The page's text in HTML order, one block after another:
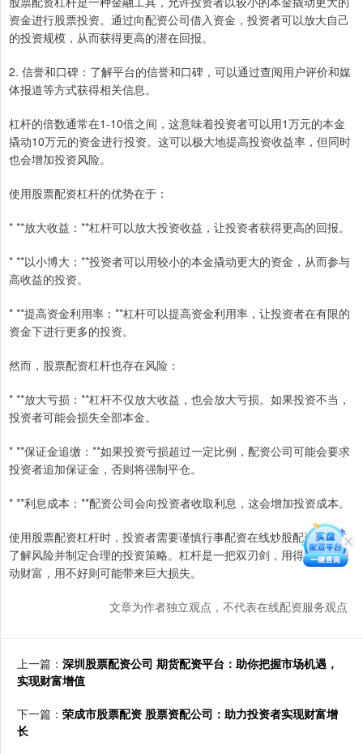
资金进行股票投资。通过向配资公司借入资金，投资者可以放大自己
的投资规模，从而获得更高的潜在回报。
2. 信誉和口碑：了解平台的信誉和口碑，可以通过查阅用户评价和媒
体报道等方式获得相关信息。
杠杆的倍数通常在1-10倍之间，这意味着投资者可以用1万元的本金
撬动10万元的资金进行投资。这可以极大地提高投资收益率，但同时
也会增加投资风险。
使用股票配资杠杆的优势在于：
* **放大收益：**杠杆可以放大投资收益，让投资者获得更高的回报。
* **以小博大：**投资者可以用较小的本金撬动更大的资金，从而参与
高收益的投资。
* **提高资金利用率：**杠杆可以提高资金利用率，让投资者在有限的
资金下进行更多的投资。
然而，股票配资杠杆也存在风险：
* **放大亏损：**杠杆不仅放大收益，也会放大亏损。如果投资不当，
投资者可能会损失全部本金。
* **保证金追缴：**如果投资亏损超过一定比例，配资公司可能会要求
投资者追加保证金，否则将强制平仓。
* **利息成本：**配资公司会向投资者收取利息，这会增加投资成本。
使用股票配资杠杆时，投资者需要谨慎行事配资在线炒股配资，充分
了解风险并制定合理的投资策略。杠杆是一把双刃剑，用得好可以撬
动财富，用不好则可能带来巨大损失。
文章为作者独立观点，不代表在线配资服务观点
上一篇： 深圳股票配资公司 期货配资平台：助你把握市场机遇，
实现财富增值
下一篇： 荣成市股票配资 股票资配公司：助力投资者实现财富增
长